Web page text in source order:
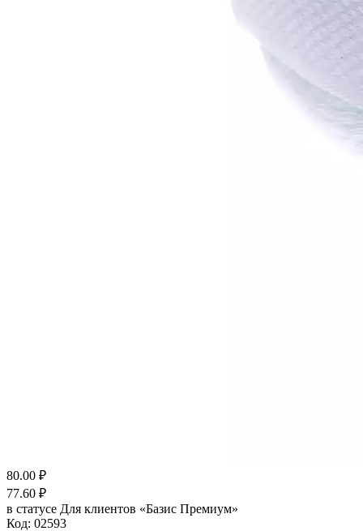
80.00 ₽
77.60 ₽
в статусе Для клиентов «Базис Премиум»
Код: 02593